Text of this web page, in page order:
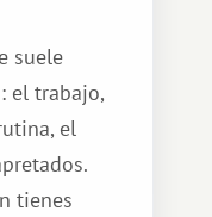
suele
el trabajo,
el
tienes